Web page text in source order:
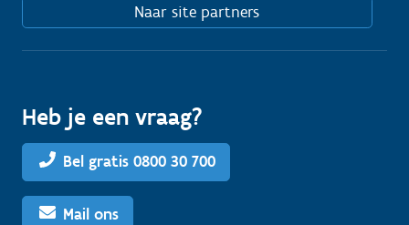
Naar site partners
Heb je een vraag?
Bel gratis 0800 30 700
Mail ons